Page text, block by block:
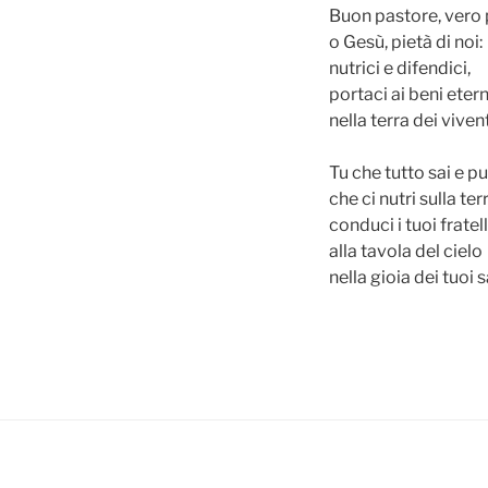
Buon pastore, vero
o Gesù, pietà di noi:
nutrici e difendici,
portaci ai beni
nella terra dei
Tu che tutto sai e
che ci nutri sulla
conduci i tuoi
alla tavola del cielo
nella gioia dei tuoi